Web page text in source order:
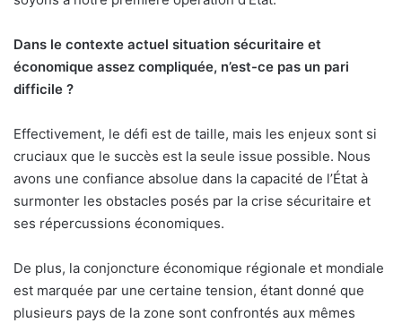
Dans le contexte actuel situation sécuritaire et
économique assez compliquée, n’est-ce pas un pari
difficile ?
Effectivement, le défi est de taille, mais les enjeux sont si
cruciaux que le succès est la seule issue possible. Nous
avons une confiance absolue dans la capacité de l’État à
surmonter les obstacles posés par la crise sécuritaire et
ses répercussions économiques.
De plus, la conjoncture économique régionale et mondiale
est marquée par une certaine tension, étant donné que
plusieurs pays de la zone sont confrontés aux mêmes